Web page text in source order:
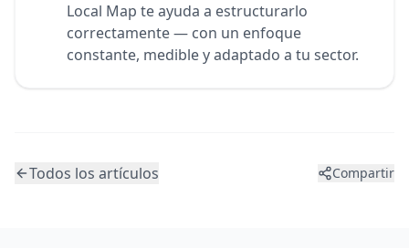
Local Map te ayuda a estructurarlo
correctamente — con un enfoque
constante, medible y adaptado a tu sector.
Todos los artículos Compartir